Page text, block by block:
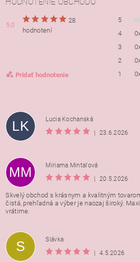
5,0
28
hodnotení
Pridať hodnotenie
5
4
3
2
1
Vložením hodnotenie súhlasíte s
osobných údajov
LK
Lucia Kochanská
|
23.6.2026
MM
Miriama Mintaľová
|
20.5.2026
Skvelý obchod s krásnym a kvalitným
čistá, prehľadná a výber je naozaj široký.
vrátime.
S
Slávka
|
4.5.2026